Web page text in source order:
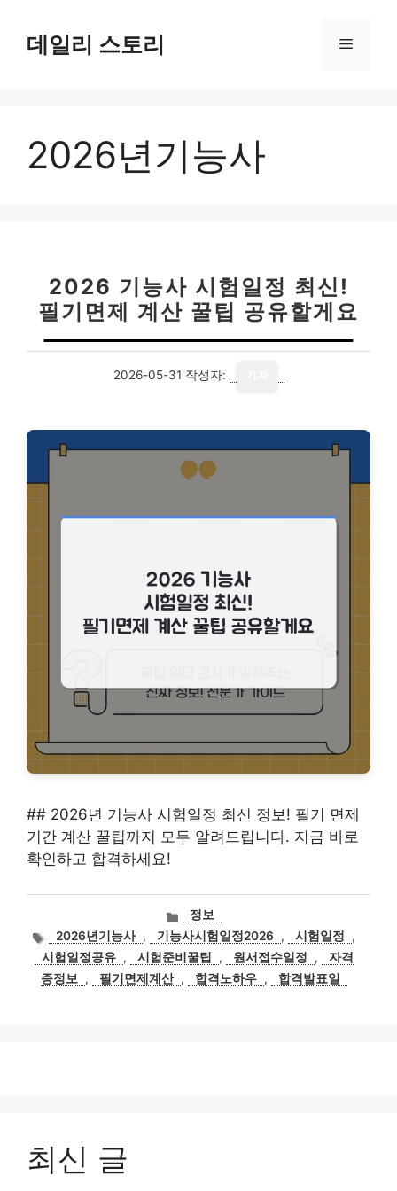
데일리 스토리 메
2026년기능사
2026 기능사 시험일정 최신!
필기면제 계산 꿀팁 공유할게요
2026-05-31 작성자:
## 2026년 기능사 시험일정 최신 정보! 필기 면제
기간 계산 꿀팁까지 모두 알려드립니다. 지금 바로
확인하고 합격하세요!
카
테
고
리
정보
태
그
2026년기능사 , 기능사시험일정2026 , 시험일정
,
시험일정공유 , 시험준비꿀팁 , 원서접수일정 ,
자격
증정보
, 필기면제계산 , 합격노하우 , 합격발표일
최신 글